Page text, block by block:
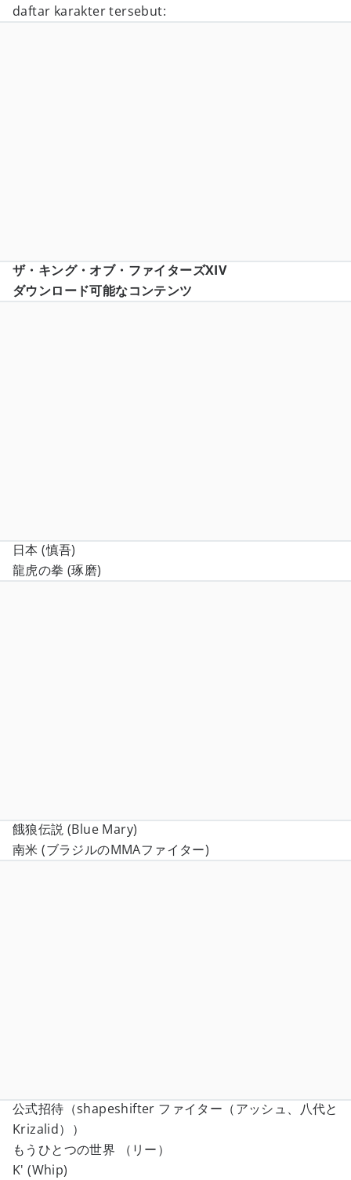
daftar karakter tersebut:
ザ・キング・オブ・ファイターズXIV
ダウンロード可能なコンテンツ
日本 (慎吾)
龍虎の拳 (琢磨)
餓狼伝説 (Blue Mary)
南米 (ブラジルのMMAファイター)
公式招待（shapeshifter ファイター（アッシュ、八代と
Krizalid））
もうひとつの世界 （リー）
K' (Whip)